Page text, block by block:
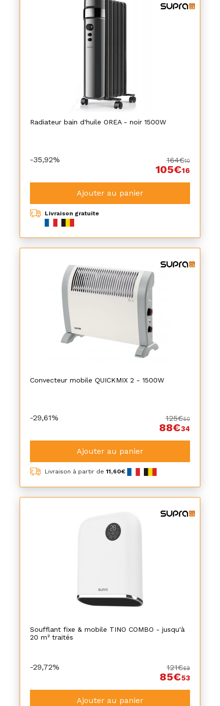
Radiateur bain d'huile OREA - noir 1500W
-35,92% 164€10
105€16
Ajouter au panier
Livraison gratuite
Convecteur mobile QUICKMIX 2 - 1500W
-29,61% 125€50
88€34
Ajouter au panier
Livraison à partir de 11,60€
Soufflant fixe & mobile TINO COMBO - jusqu'à
20 m² traités
-29,72% 121€69
85€53
Ajouter au panier